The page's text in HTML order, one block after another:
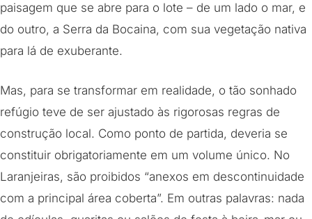
paisagem que se abre para o lote – de um lado o mar, e
do outro, a Serra da Bocaina, com sua vegetação nativa
para lá de exuberante.
Mas, para se transformar em realidade, o tão sonhado
refúgio teve de ser ajustado às rigorosas regras de
construção local. Como ponto de partida, deveria se
constituir obrigatoriamente em um volume único. No
Laranjeiras, são proibidos “anexos em descontinuidade
com a principal área coberta”. Em outras palavras: nada